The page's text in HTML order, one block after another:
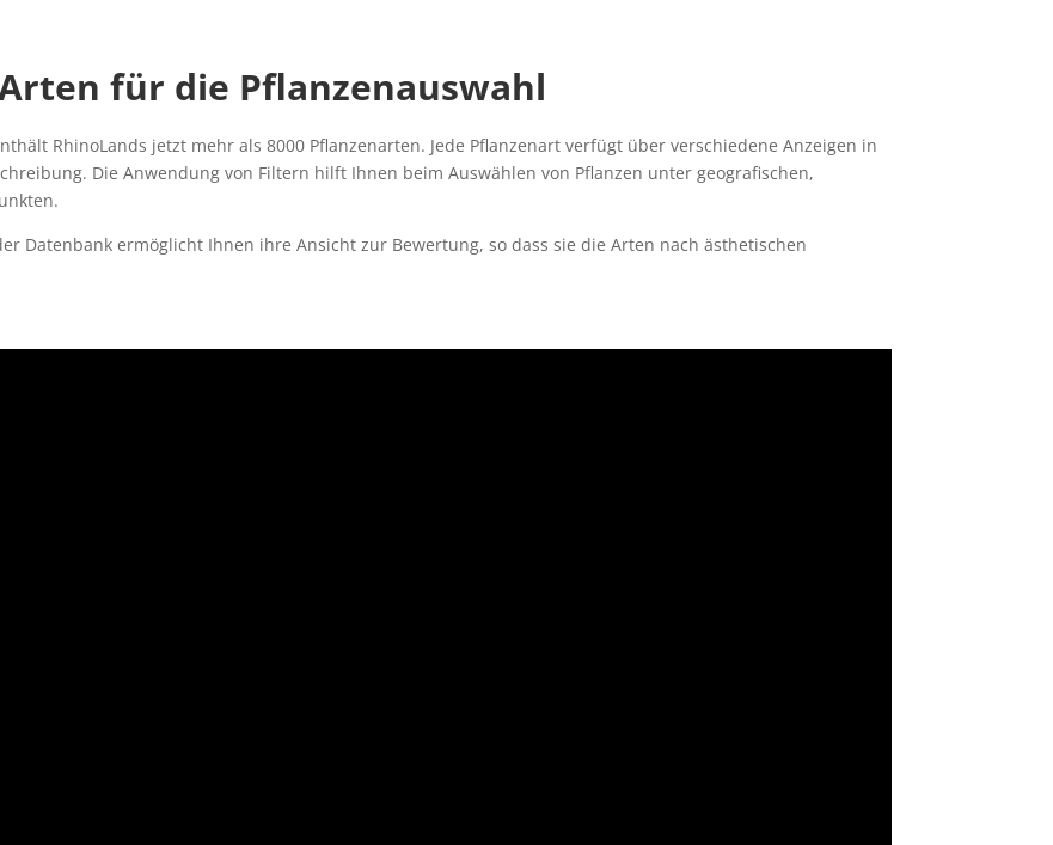
für die Pflanzenauswahl
RhinoLands jetzt mehr als 8000 Pflanzenarten. Jede Pflanzenart verfügt über verschiedene Anzeigen in
Die Anwendung von Filtern hilft Ihnen beim Auswählen von Pflanzen unter geografischen,
Datenbank ermöglicht Ihnen ihre Ansicht zur Bewertung, so dass sie die Arten nach ästhetischen